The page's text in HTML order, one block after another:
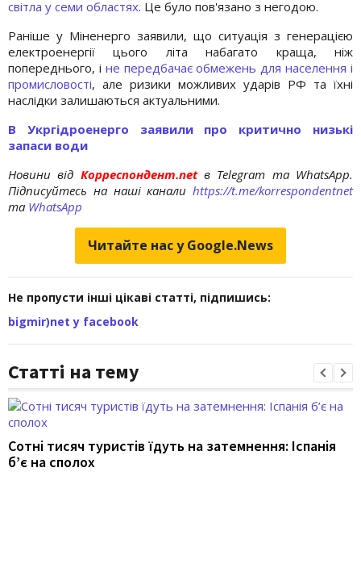
світла у семи областях. Це було пов'язано з негодою.
Раніше у Міненерго заявили, що ситуація з генерацією
електроенергії цього літа набагато краща, ніж
попереднього, і не передбачає обмежень для населення і
промисловості, але ризики можливих ударів РФ та їхні
наслідки залишаються актуальними.
В Укргідроенерго заявили про критично низькі
запаси води
Новини від Корреспондент.netв Telegram та WhatsApp.
Підписуйтесь на наші канали https://t.me/korrespondentnet
та WhatsApp
Читайте нас у Google.News
Не пропусти інші цікаві статті, підпишись:
bigmir)net у facebook
Статті на тему
Сотні тисяч туристів їдуть на затемнення: Іспанія
б’є на сполох